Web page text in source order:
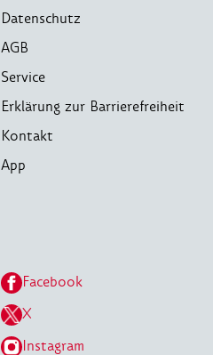
Datenschutz
AGB
Service
Erklärung zur Barrierefreiheit
Kontakt
App
Facebook
X
Instagram